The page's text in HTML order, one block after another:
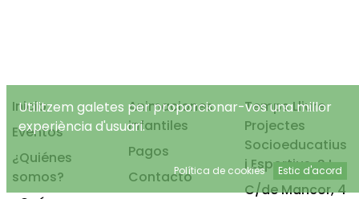
Inicio
Eventos
¿Quiénes
somos?
Animaciones
infantiles
Pagos
Contacto
Temps Lliure
Projectes
Socioeducatius
i Esportius, S.L.
C/de Mancor, 4
Utilitzem galetes per proporcionar-vos una millor
experiència d'usuari.
Política de cookies Estic d'acord